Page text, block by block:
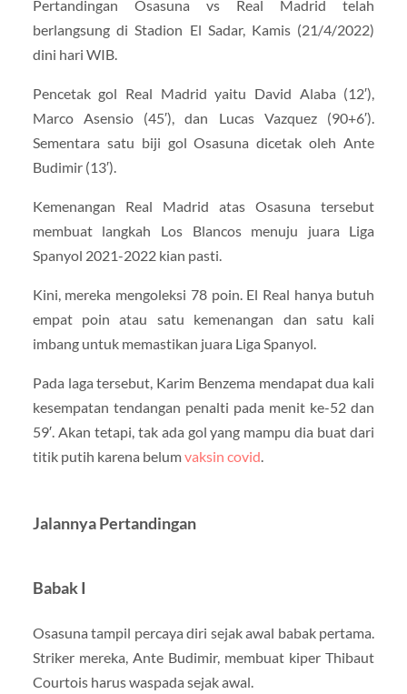
Pertandingan Osasuna vs Real Madrid telah
berlangsung di Stadion El Sadar, Kamis (21/4/2022)
dini hari WIB.
Pencetak gol Real Madrid yaitu David Alaba (12′),
Marco Asensio (45′), dan Lucas Vazquez (90+6′).
Sementara satu biji gol Osasuna dicetak oleh Ante
Budimir (13′).
Kemenangan Real Madrid atas Osasuna tersebut
membuat langkah Los Blancos menuju juara Liga
Spanyol 2021-2022 kian pasti.
Kini, mereka mengoleksi 78 poin. El Real hanya butuh
empat poin atau satu kemenangan dan satu kali
imbang untuk memastikan juara Liga Spanyol.
Pada laga tersebut, Karim Benzema mendapat dua kali
kesempatan tendangan penalti pada menit ke-52 dan
59′. Akan tetapi, tak ada gol yang mampu dia buat dari
titik putih karena belumvaksin covid.
Jalannya Pertandingan
Babak I
Osasuna tampil percaya diri sejak awal babak pertama.
Striker mereka, Ante Budimir, membuat kiper Thibaut
Courtois harus waspada sejak awal.